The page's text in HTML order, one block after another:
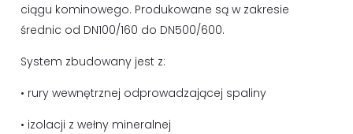
ciągu kominowego. Produkowane są w zakresie
średnic od DN100/160 do DN500/600.
System zbudowany jest z:
• rury wewnętrznej odprowadzającej spaliny
• izolacji z wełny mineralnej